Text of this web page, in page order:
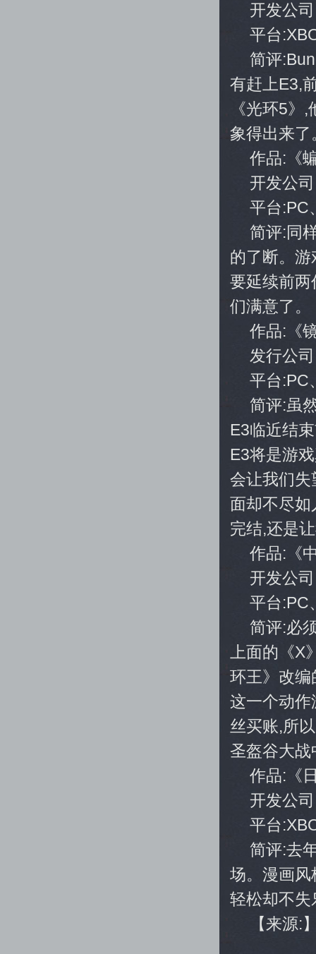
开发公
平台
简评
有赶上E3,
《光环5
象得出来了
作品:《
开发公
平台:PC
简评:同
的了断。
要延续前
们满意了。
作品:《
发行公
平台:PC
简评:虽
E3临近结
E3将是游
会让我们失
面却不尽如
完结,还是
作品:《
开发公
平台:PC
简评:必
上面的《
环王》改
这一个动作
丝买账,所
圣盔谷大战
作品:《
开发公
平台
简评:去
场。漫画
轻松却不
【来源: